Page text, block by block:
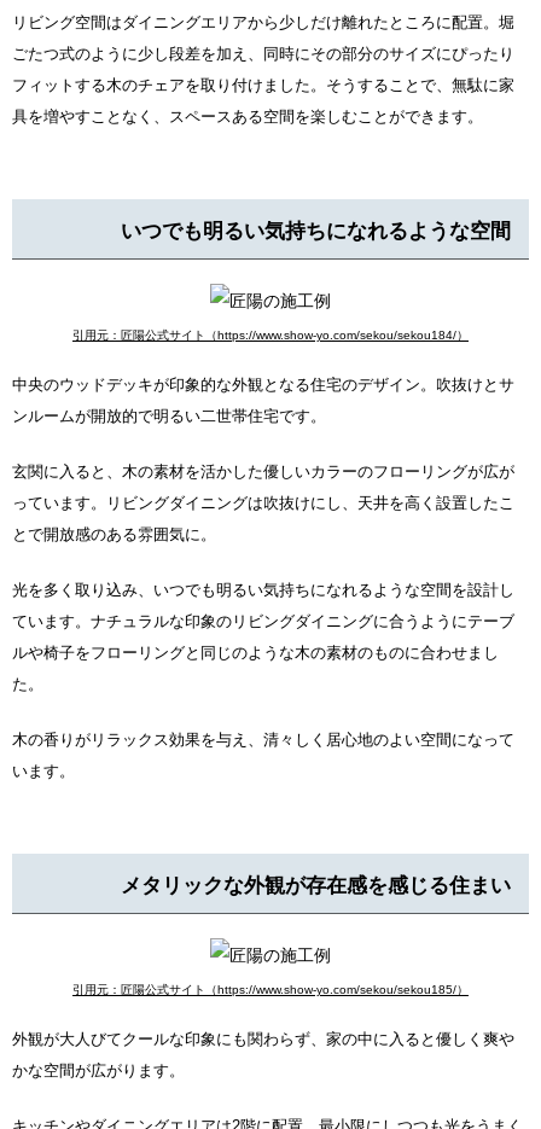
リビング空間はダイニングエリアから少しだけ離れたところに配置。堀
ごたつ式のように少し段差を加え、同時にその部分のサイズにぴったり
フィットする木のチェアを取り付けました。そうすることで、無駄に家
具を増やすことなく、スペースある空間を楽しむことができます。
いつでも明るい気持ちになれるような空間
引用元：匠陽公式サイト（https://www.show-yo.com/sekou/sekou184/）
中央のウッドデッキが印象的な外観となる住宅のデザイン。吹抜けとサ
ンルームが開放的で明るい二世帯住宅です。
玄関に入ると、木の素材を活かした優しいカラーのフローリングが広が
っています。リビングダイニングは吹抜けにし、天井を高く設置したこ
とで開放感のある雰囲気に。
光を多く取り込み、いつでも明るい気持ちになれるような空間を設計し
ています。ナチュラルな印象のリビングダイニングに合うようにテーブ
ルや椅子をフローリングと同じのような木の素材のものに合わせまし
た。
木の香りがリラックス効果を与え、清々しく居心地のよい空間になって
います。
メタリックな外観が存在感を感じる住まい
引用元：匠陽公式サイト（https://www.show-yo.com/sekou/sekou185/）
外観が大人びてクールな印象にも関わらず、家の中に入ると優しく爽や
かな空間が広がります。